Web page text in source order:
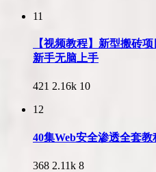
11
【视频教程】新型搬砖
新手无脑上手
421 2.16k 10
12
40集Web安全渗透全套教
368 2.11k 8